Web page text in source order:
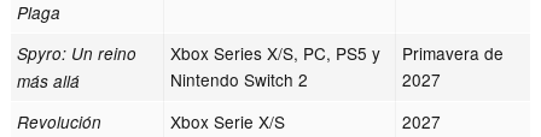
Plaga
Spyro: Un reino
más allá
Xbox Series X/S, PC, PS5 y
Nintendo Switch 2
Primavera de
2027
Revolución
Xbox Serie X/S 2027